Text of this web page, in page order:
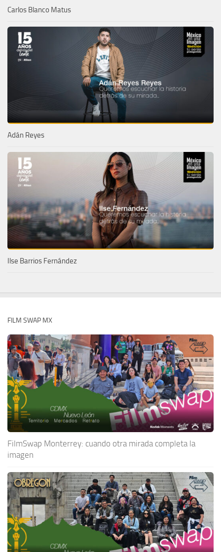
Carlos Blanco Matus
Adán Reyes
Ilse Barrios Fernández
FILM SWAP MX
FilmSwap Monterrey: cuando otra mirada completa la
imagen